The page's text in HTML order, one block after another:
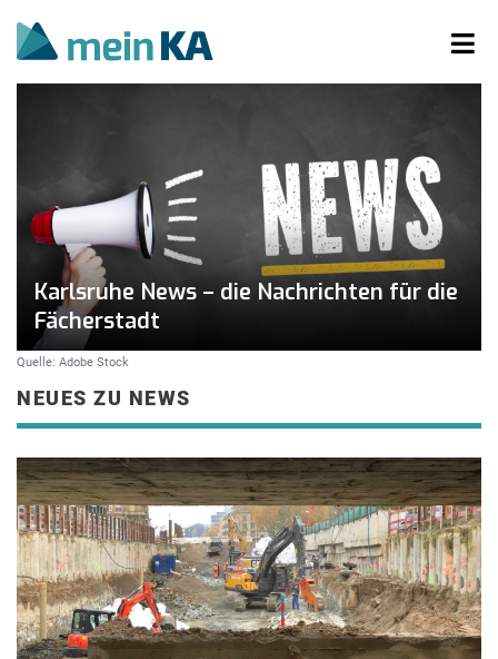
Karlsruhe News – die Nachrichten für die
Fächerstadt
Quelle: Adobe Stock
NEUES ZU NEWS